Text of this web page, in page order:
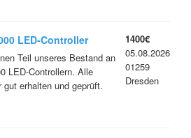
LED-Controller
Teil unseres Bestand an
LED-Controllern. Alle
erhalten und geprüft.
1400€
05.08.2026
01259
Dresden